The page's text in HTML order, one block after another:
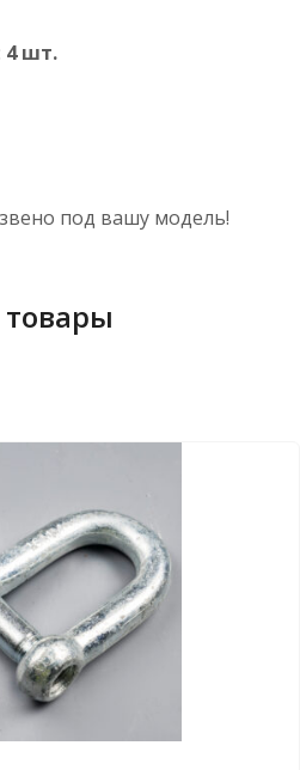
4 шт.
под вашу модель!